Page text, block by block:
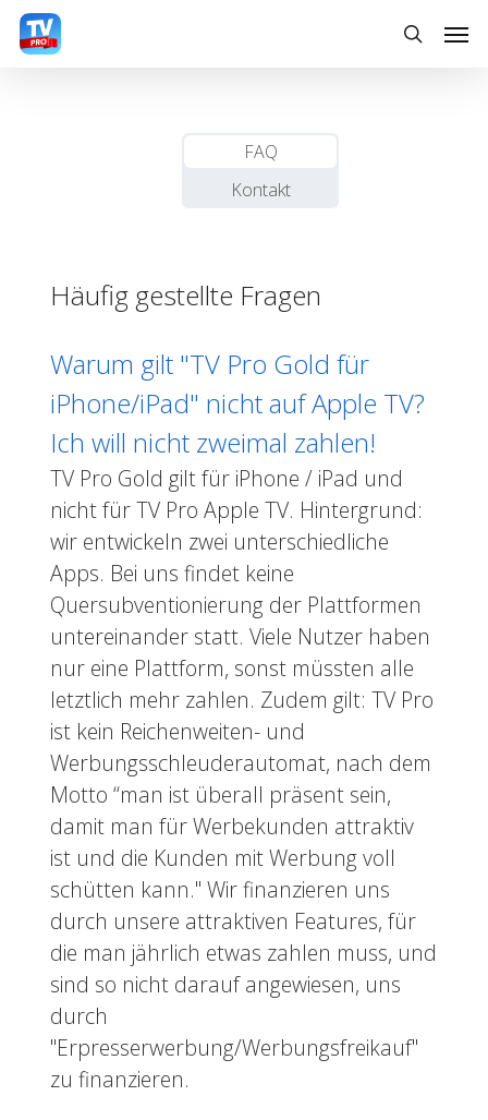
Skip
search
FAQ
Kontakt
Häufig gestellte Fragen
Warum gilt "TV Pro Gold für
iPhone/iPad" nicht auf Apple TV?
Ich will nicht zweimal zahlen!
TV Pro Gold gilt für iPhone / iPad und
nicht für TV Pro Apple TV. Hintergrund:
wir entwickeln zwei unterschiedliche
Apps. Bei uns findet keine
Quersubventionierung der Plattformen
untereinander statt. Viele Nutzer haben
nur eine Plattform, sonst müssten alle
letztlich mehr zahlen. Zudem gilt: TV Pro
ist kein Reichenweiten- und
Werbungsschleuderautomat, nach dem
Motto “man ist überall präsent sein,
damit man für Werbekunden attraktiv
ist und die Kunden mit Werbung voll
schütten kann." Wir finanzieren uns
durch unsere attraktiven Features, für
die man jährlich etwas zahlen muss, und
sind so nicht darauf angewiesen, uns
durch
"Erpresserwerbung/Werbungsfreikauf"
zu finanzieren.